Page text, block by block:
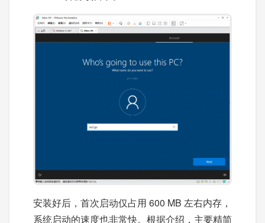
安装好后，首次启动仅占用 600 MB 左右内存，
系统启动的速度也非常快。根据介绍，主要精简